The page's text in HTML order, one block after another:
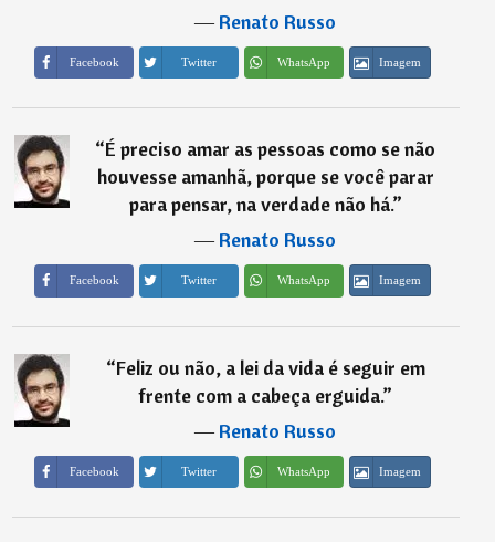
―Renato Russo
Facebook Twitter WhatsApp Imagem
“É preciso amar as pessoas como se não
houvesse amanhã, porque se você parar
para pensar, na verdade não há.”
―Renato Russo
Facebook Twitter WhatsApp Imagem
“Feliz ou não, a lei da vida é seguir em
frente com a cabeça erguida.”
―Renato Russo
Facebook Twitter WhatsApp Imagem